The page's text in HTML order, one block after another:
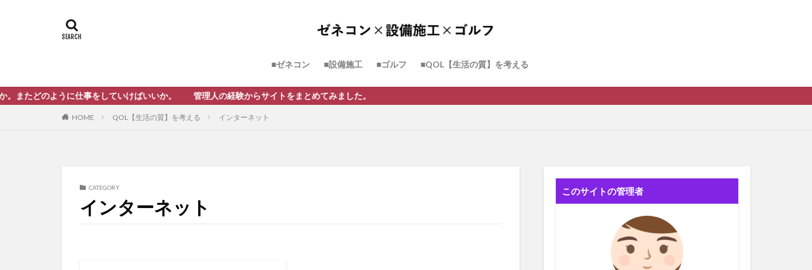
■ゼネコン ■設備施工 ■ゴルフ ■QOL【生活の質】を考える
ように仕事をしていけばいいか。 管理人の経験からサイトをまとめてみました。
HOME QOL【生活の質】を考える インターネット
CATEGORY
インターネット
このサイトの管理者